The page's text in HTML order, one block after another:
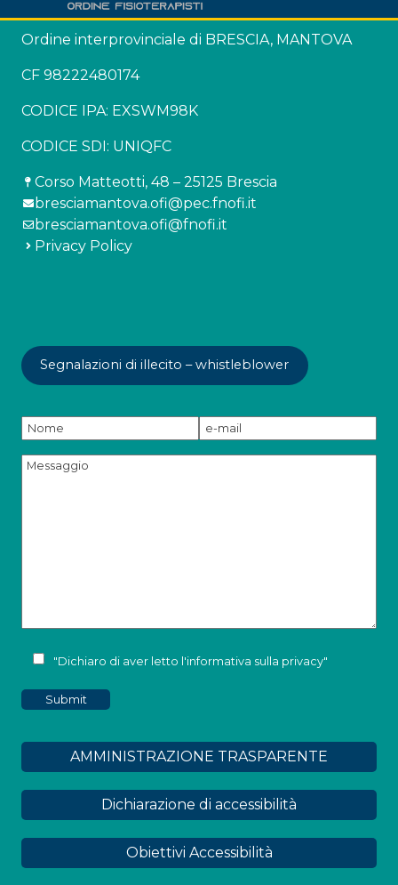
Ordine interprovinciale di BRESCIA, MANTOVA
CF 98222480174
CODICE IPA: EXSWM98K
CODICE SDI: UNIQFC
Corso Matteotti, 48 – 25125 Brescia
bresciamantova.ofi@pec.fnofi.it
bresciamantova.ofi@fnofi.it
Privacy Policy
Segnalazioni di illecito – whistleblower
"Dichiaro di aver letto l'informativa sulla privacy"
AMMINISTRAZIONE TRASPARENTE
Dichiarazione di accessibilità
Obiettivi Accessibilità